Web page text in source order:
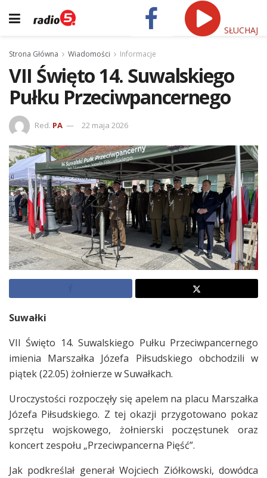
SŁUCHAJ
Strona Główna Wiadomości Informacje
VII Święto 14. Suwalskiego
Pułku Przeciwpancernego
Red. PA 22 maja 2026
Suwałki
VII Święto 14. Suwalskiego Pułku Przeciwpancernego
imienia Marszałka Józefa Piłsudskiego obchodzili w
piątek (22.05) żołnierze w Suwałkach.
Uroczystości rozpoczęły się apelem na placu Marszałka
Józefa Piłsudskiego. Z tej okazji przygotowano pokaz
sprzętu wojskowego, żołnierski poczęstunek oraz
koncert zespołu „Przeciwpancerna Pięść”.
Jak podkreślał generał Wojciech Ziółkowski, dowódca